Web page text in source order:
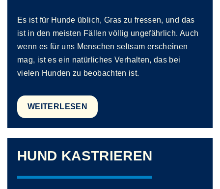
Es ist für Hunde üblich, Gras zu fressen, und das
ist in den meisten Fällen völlig ungefährlich. Auch
wenn es für uns Menschen seltsam erscheinen
mag, ist es ein natürliches Verhalten, das bei
vielen Hunden zu beobachten ist.
WEITERLESEN
HUND KASTRIEREN